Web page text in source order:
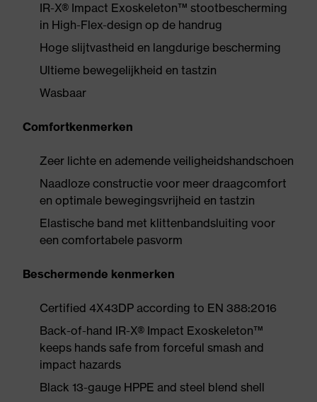
IR-X® Impact Exoskeleton™ stootbescherming
in High-Flex-design op de handrug
Hoge slijtvastheid en langdurige bescherming
Ultieme bewegelijkheid en tastzin
Wasbaar
Comfortkenmerken
Zeer lichte en ademende veiligheidshandschoen
Naadloze constructie voor meer draagcomfort
en optimale bewegingsvrijheid en tastzin
Elastische band met klittenbandsluiting voor
een comfortabele pasvorm
Beschermende kenmerken
Certified 4X43DP according to EN 388:2016
Back-of-hand IR-X® Impact Exoskeleton™
keeps hands safe from forceful smash and
impact hazards
Black 13-gauge HPPE and steel blend shell